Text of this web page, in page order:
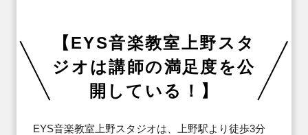
【EYS音楽教室上野スタ
ジオは講師の満足度を公
開している！】
EYS音楽教室上野スタジオは、上野駅より徒歩3分